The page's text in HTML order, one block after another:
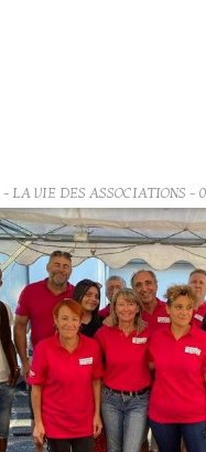
- LA VIE DES ASSOCIATIONS -